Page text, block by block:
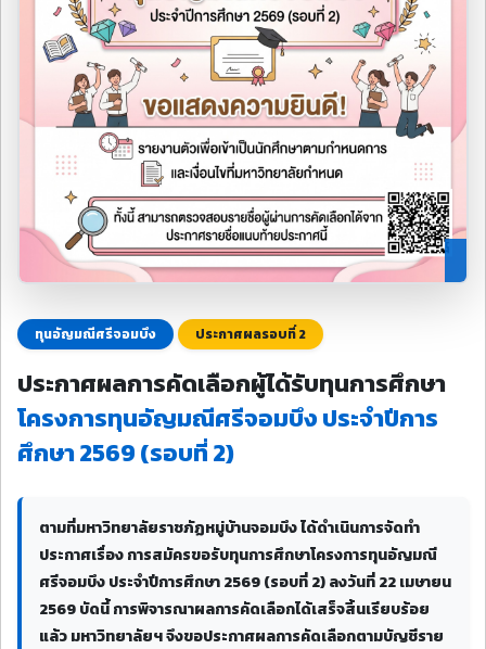
ทุนอัญมณีศรีจอมบึง ประกาศผลรอบที่ 2
ประกาศผลการคัดเลือกผู้ได้รับทุนการศึกษา
โครงการทุนอัญมณีศรีจอมบึง ประจำปีการ
ศึกษา 2569 (รอบที่ 2)
ตามที่มหาวิทยาลัยราชภัฏหมู่บ้านจอมบึง ได้ดำเนินการจัดทำ
ประกาศเรื่อง การสมัครขอรับทุนการศึกษาโครงการทุนอัญมณี
ศรีจอมบึง ประจำปีการศึกษา 2569 (รอบที่ 2) ลงวันที่ 22 เมษายน
2569 บัดนี้ การพิจารณาผลการคัดเลือกได้เสร็จสิ้นเรียบร้อย
แล้ว มหาวิทยาลัยฯ จึงขอประกาศผลการคัดเลือกตามบัญชีราย